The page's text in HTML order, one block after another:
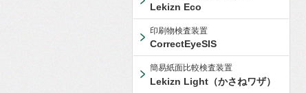
Lekizn Eco
印刷物検査装置
CorrectEyeSIS
簡易紙面比較検査装置
Lekizn Light（かさねワザ）